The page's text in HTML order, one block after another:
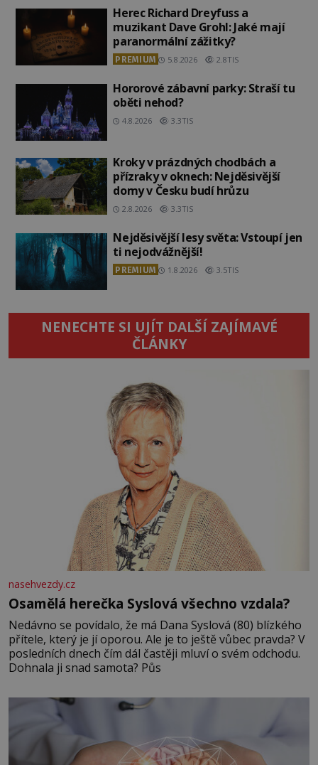
Herec Richard Dreyfuss a
muzikant Dave Grohl: Jaké mají
paranormální zážitky?
PREMIUM 5.8.2026 2.8TIS
Hororové zábavní parky: Straší tu
oběti nehod?
4.8.2026 3.3TIS
Kroky v prázdných chodbách a
přízraky v oknech: Nejděsivější
domy v Česku budí hrůzu
2.8.2026 3.3TIS
Nejděsivější lesy světa: Vstoupí jen
ti nejodvážnější!
PREMIUM 1.8.2026 3.5TIS
NENECHTE SI UJÍT DALŠÍ ZAJÍMAVÉ
ČLÁNKY
nasehvezdy.cz
Osamělá herečka Syslová všechno vzdala?
Nedávno se povídalo, že má Dana Syslová (80) blízkého
přítele, který je jí oporou. Ale je to ještě vůbec pravda? V
posledních dnech čím dál častěji mluví o svém odchodu.
Dohnala ji snad samota? Půs